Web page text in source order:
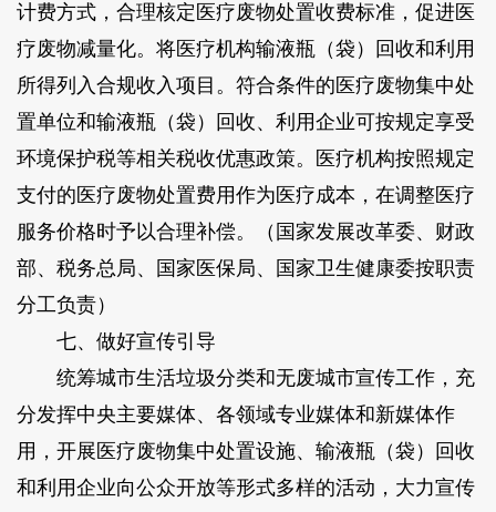
计费方式，合理核定医疗废物处置收费标准，促进医
疗废物减量化。将医疗机构输液瓶（袋）回收和利用
所得列入合规收入项目。符合条件的医疗废物集中处
置单位和输液瓶（袋）回收、利用企业可按规定享受
环境保护税等相关税收优惠政策。医疗机构按照规定
支付的医疗废物处置费用作为医疗成本，在调整医疗
服务价格时予以合理补偿。（国家发展改革委、财政
部、税务总局、国家医保局、国家卫生健康委按职责
分工负责）
七、做好宣传引导
统筹城市生活垃圾分类和无废城市宣传工作，充
分发挥中央主要媒体、各领域专业媒体和新媒体作
用，开展医疗废物集中处置设施、输液瓶（袋）回收
和利用企业向公众开放等形式多样的活动，大力宣传